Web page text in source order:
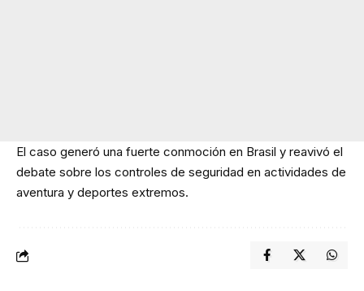
El caso generó una fuerte conmoción en Brasil y reavivó el
debate sobre los controles de seguridad en actividades de
aventura y deportes extremos.